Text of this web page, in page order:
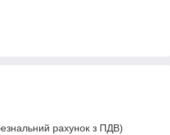
рахунок з ПДВ)